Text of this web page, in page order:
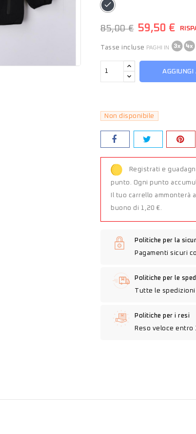
Nero
85,00 € 59,50 €
Tasse incluse PAGHI IN
AGGIUNGI
Non disponibile
Registrati e
punto. Ogni punto
Il tuo carrello ammonterà
buono di 1,20 €.
Politiche per la
Pagamenti sicuri
Politiche per le
Tutte le spedizioni
Politiche per i resi
Reso veloce entro